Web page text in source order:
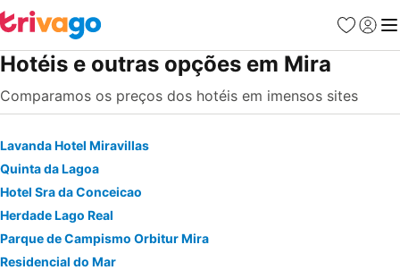
Favoritos
Iniciar
Hotéis e outras opções em Mira
Comparamos os preços dos hotéis em imensos sites
Lavanda Hotel Miravillas
Quinta da Lagoa
Hotel Sra da Conceicao
Herdade Lago Real
Parque de Campismo Orbitur Mira
Residencial do Mar